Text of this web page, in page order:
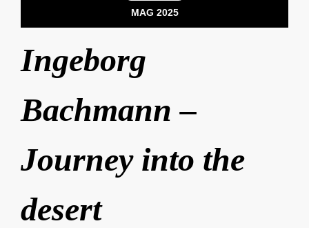
MAG 2025
Ingeborg
Bachmann –
Journey into the
desert